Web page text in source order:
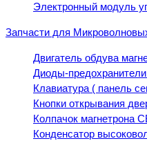
Электронный модуль
Запчасти для
Двигатель обдува
Диоды-
Клавиатура ( панель
Кнопки открывания
Колпачок магнетрона
Конденсатор